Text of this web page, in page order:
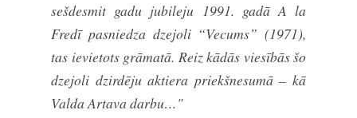
sešdesmit gadu jubileju 1991. gadā A la
Fredī pasniedza dzejoli “Vecums” (1971),
tas ievietots grāmatā. Reiz kādās viesībās šo
dzejoli dzirdēju aktiera priekšnesumā – kā
Valda Artava darbu…"